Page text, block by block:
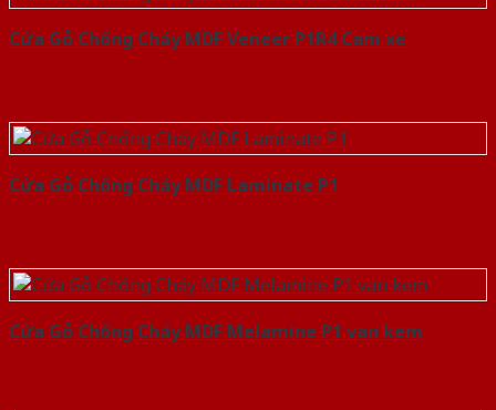
Cửa Gỗ Chống Cháy MDF Veneer P1R4 Cam xe
Cửa Gỗ Chống Cháy MDF Laminate P1
Cửa Gỗ Chống Cháy MDF Melamine P1 van kem